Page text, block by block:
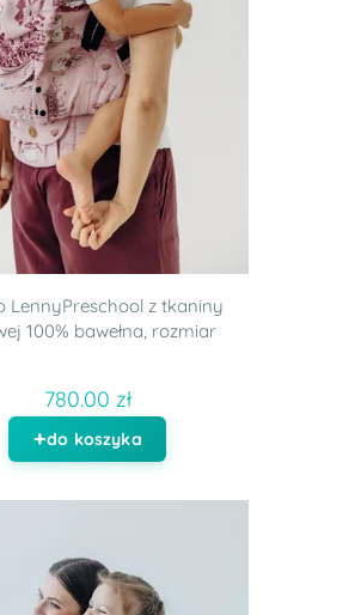
LennyPreschool z tkaniny
100% bawełna, rozmiar
780.00 zł
do koszyka